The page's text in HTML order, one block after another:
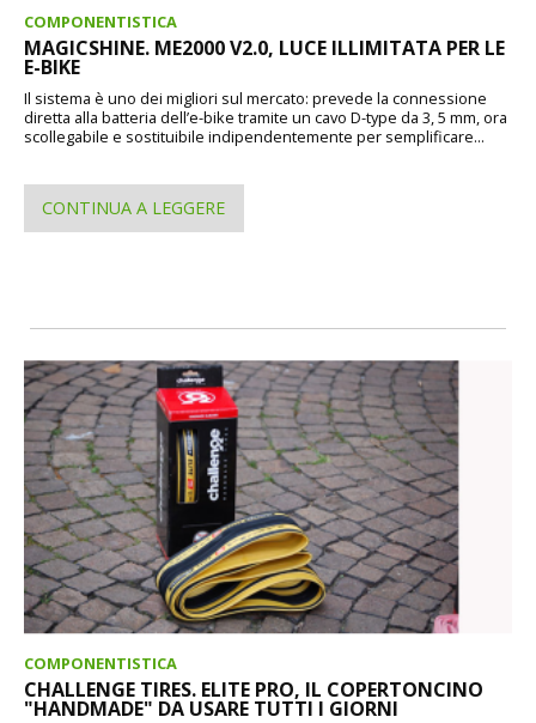
COMPONENTISTICA
MAGICSHINE. ME2000 V2.0, LUCE ILLIMITATA PER LE
E-BIKE
Il sistema è uno dei migliori sul mercato: prevede la connessione
diretta alla batteria dell’e-bike tramite un cavo D-type da 3, 5 mm, ora
scollegabile e sostituibile indipendentemente per semplificare...
CONTINUA A LEGGERE
COMPONENTISTICA
CHALLENGE TIRES. ELITE PRO, IL COPERTONCINO
"HANDMADE" DA USARE TUTTI I GIORNI